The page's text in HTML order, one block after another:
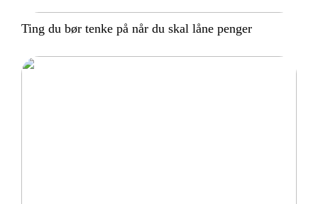
Ting du bør tenke på når du skal låne penger